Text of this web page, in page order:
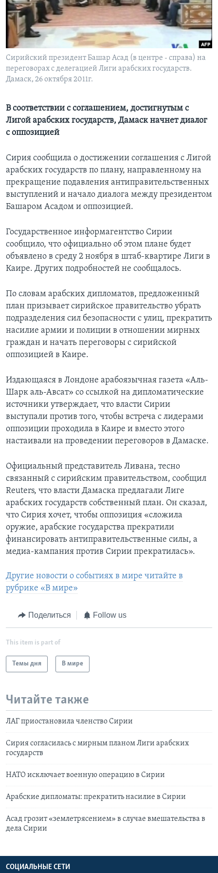
Learning English
СОЦИАЛЬНЫЕ СЕТИ
Сирийский президент Башар Асад (в центре - справа) на
переговорах с делегацией Лиги арабских государств.
Дамаск, 26 октября 2011г.
В соответствии с соглашением, достигнутым с
Лигой арабских государств, Дамаск начнет диалог
с оппозицией
Сирия сообщила о достижении соглашения с Лигой
арабских государств по плану, направленному на
прекращение подавления антиправительственных
выступлений и начало диалога между президентом
Башаром Асадом и оппозицией.
Государственное информагентство Сирии
сообщило, что официально об этом плане будет
объявлено в среду 2 ноября в штаб-квартире Лиги в
Каире. Других подробностей не сообщалось.
По словам арабских дипломатов, предложенный
план призывает сирийское правительство убрать
подразделения сил безопасности с улиц, прекратить
насилие армии и полиции в отношении мирных
граждан и начать переговоры с сирийской
оппозицией в Каире.
Издающаяся в Лондоне арабоязычная газета «Аль-
Шарк аль-Авсат» со ссылкой на дипломатические
источники утверждает, что власти Сирии
выступали против того, чтобы встреча с лидерами
оппозиции проходила в Каире и вместо этого
настаивали на проведении переговоров в Дамаске.
Официальный представитель Ливана, тесно
связанный с сирийским правительством, сообщил
Reuters, что власти Дамаска предлагали Лиге
арабских государств собственный план. Он сказал,
что Сирия хочет, чтобы оппозиция «сложила
оружие, арабские государства прекратили
финансировать антиправительственные силы, а
медиа-кампания против Сирии прекратилась».
Другие новости о событиях в мире читайте в
рубрике «В мире»
Поделиться Follow us
This item is part of
Темы дня В мире
Читайте также
ЛАГ приостановила членство Сирии
Сирия согласилась с мирным планом Лиги арабских
государств
НАТО исключает военную операцию в Сирии
Арабские дипломаты: прекратить насилие в Сирии
Асад грозит «землетрясением» в случае вмешательства в
дела Сирии
СОЦИАЛЬНЫЕ СЕТИ